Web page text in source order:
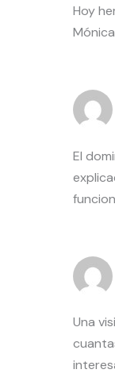
Hoy
El
Una